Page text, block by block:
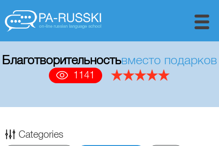
Благотворительностьвместо подарков
1141
Categories